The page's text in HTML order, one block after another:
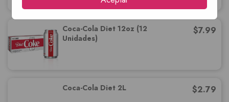
Coca-Cola Diet 12oz (12
Unidades)
$7.99
Coca-Cola Diet 2L $2.79